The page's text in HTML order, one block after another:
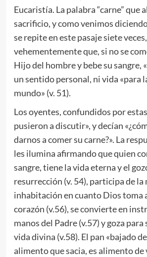
Eucaristía. La palabra “carne” que
sacrificio, y como venimos
se repite en este pasaje siete
vehementemente que, si no se
Hijo del hombre y bebe su sangre,
un sentido personal, ni vida «para
mundo» (v. 51).
Los oyentes, confundidos por
pusieron a discutir», y decían
darnos a comer su carne?». La
les ilumina afirmando que quien
sangre, tiene la vida eterna y el
resurrección (v. 54), participa de la
inhabitación en cuanto Dios toma
corazón (v.56), se convierte en
manos del Padre (v.57) y goza para
vida divina (v.58). El pan «bajado
alimento que sacia, es alimento de